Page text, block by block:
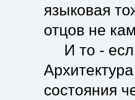
языковая
отцов не
И то -
состояния